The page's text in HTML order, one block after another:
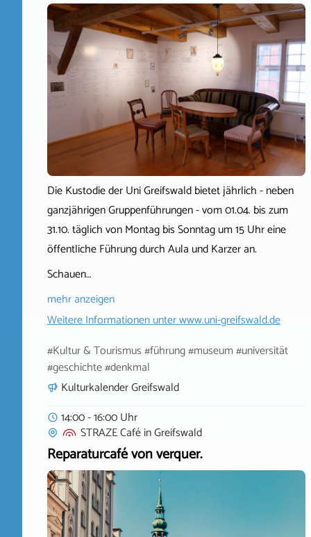
Die Kustodie der Uni Greifswald bietet jährlich - neben
ganzjährigen Gruppenführungen - vom 01.04. bis zum
31.10. täglich von Montag bis Sonntag um 15 Uhr eine
öffentliche Führung durch Aula und Karzer an.
Schauen…
mehr anzeigen
Weitere Informationen unterwww.uni-greifswald.de
#Kultur & Tourismus #führung #museum #universität
#geschichte #denkmal
Kulturkalender Greifswald
14:00 - 16:00 Uhr
STRAZE CaféinGreifswald
Reparaturcafé von verquer.